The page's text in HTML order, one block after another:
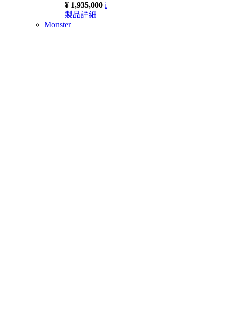
¥ 1,935,000 i
製品詳細
Monster